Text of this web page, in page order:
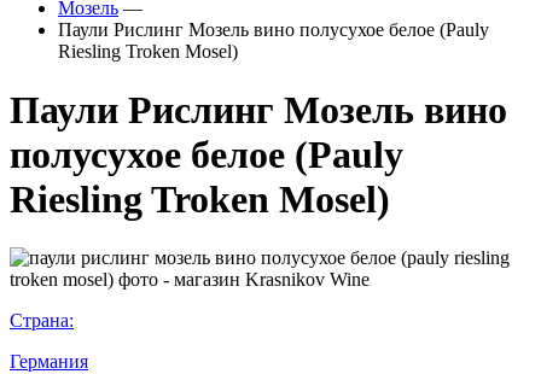
Мозель —
Паули Рислинг Мозель вино полусухое белое (Pauly
Riesling Troken Mosel)
Паули Рислинг Мозель вино
полусухое белое (Pauly
Riesling Troken Mosel)
Страна:
Германия